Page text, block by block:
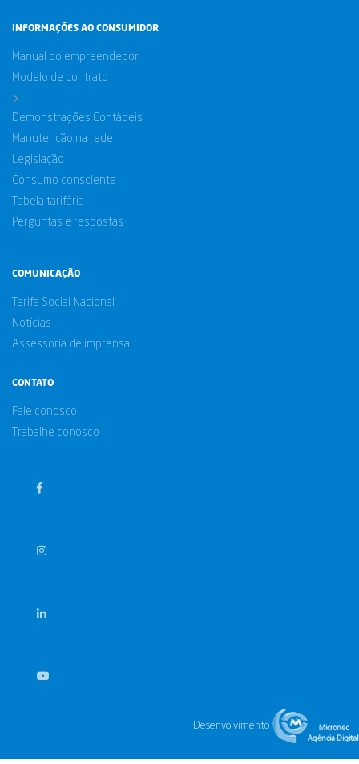
INFORMAÇÕES AO CONSUMIDOR
Manual do empreendedor
Modelo de contrato
>
Demonstrações Contábeis
Manutenção na rede
Legislação
Consumo consciente
Tabela tarifária
Perguntas e respostas
COMUNICAÇÃO
Tarifa Social Nacional
Notícias
Assessoria de imprensa
CONTATO
Fale conosco
Trabalhe conosco
Desenvolvimento